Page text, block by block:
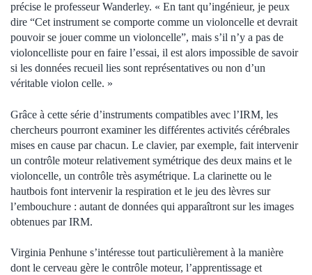
précise le professeur Wanderley. « En tant qu’ingénieur, je peux
dire “Cet instrument se comporte comme un violoncelle et devrait
pouvoir se jouer comme un violoncelle”, mais s’il n’y a pas de
violoncelliste pour en faire l’essai, il est alors impossible de savoir
si les données recueil lies sont représentatives ou non d’un
véritable violon celle. »
Grâce à cette série d’instruments compatibles avec l’IRM, les
chercheurs pourront examiner les différentes activités cérébrales
mises en cause par chacun. Le clavier, par exemple, fait intervenir
un contrôle moteur relativement symétrique des deux mains et le
violoncelle, un contrôle très asymétrique. La clarinette ou le
hautbois font intervenir la respiration et le jeu des lèvres sur
l’embouchure : autant de données qui apparaîtront sur les images
obtenues par IRM.
Virginia Penhune s’intéresse tout particulièrement à la manière
dont le cerveau gère le contrôle moteur, l’apprentissage et